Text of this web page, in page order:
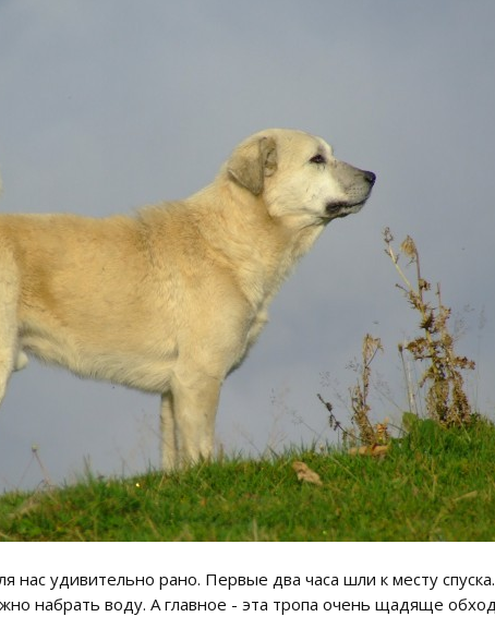
нас удивительно рано. Первые два часа шли к месту
набрать воду. А главное - эта тропа очень щадяще